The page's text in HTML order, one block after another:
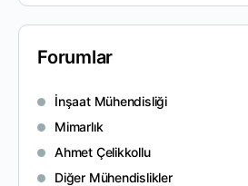
Forumlar
İnşaat Mühendisliği
Mimarlık
Ahmet Çelikkollu
Diğer Mühendislikler